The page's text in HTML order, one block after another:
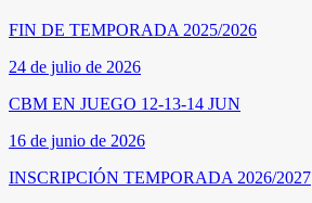
FIN DE TEMPORADA 2025/2026
24 de julio de 2026
CBM EN JUEGO 12-13-14 JUN
16 de junio de 2026
INSCRIPCIÓN TEMPORADA 2026/2027